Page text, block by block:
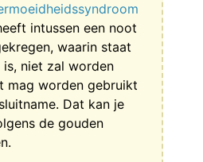
intussen een noot
waarin staat
niet zal worden
mag worden gebruikt
Dat kan je
de gouden